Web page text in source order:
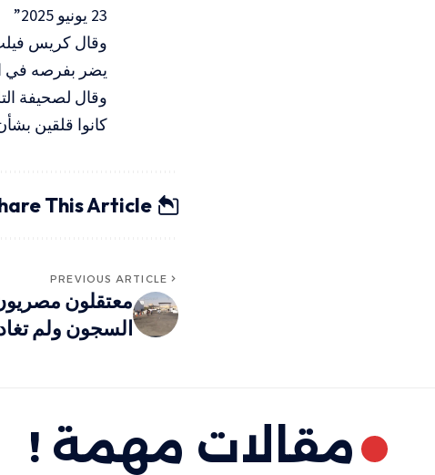
23 يونيو 2025”
وقال كريس
يضر بفرصه في
وقال لصحيفة
كانوا قلقين
This Article
PREVIOUS ARTICLE
معتقلون
السجون ولم
مقالات مهمة !